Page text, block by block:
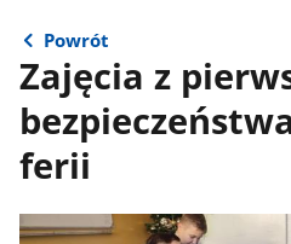
Powrót
Zajęcia z
ferii